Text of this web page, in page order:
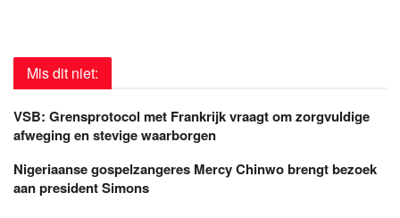
Mis dit niet:
VSB: Grensprotocol met Frankrijk vraagt om zorgvuldige
afweging en stevige waarborgen
Nigeriaanse gospelzangeres Mercy Chinwo brengt bezoek
aan president Simons